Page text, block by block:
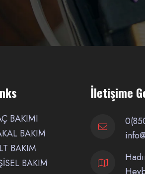
BAKIMI
BAKIM
BAKIM
BAKIM
İletişime